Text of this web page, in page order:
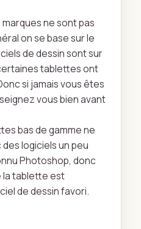
ne sont pas
on se base sur le
de dessin sont sur
tablettes ont
si jamais vous êtes
vous bien avant
bas de gamme ne
logiciels un peu
Photoshop, donc
la tablette est
de dessin favori.